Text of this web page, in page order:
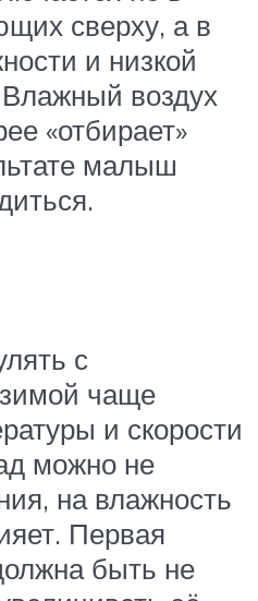
сверху, а в
и низкой
воздух
«отбирает»
малыш
с
чаще
и скорости
можно не
на влажность
Первая
быть не